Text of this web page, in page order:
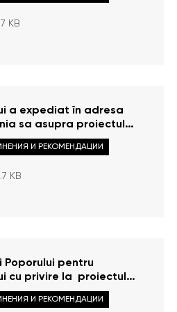
KB
a expediat în adresa
sa asupra proiectului
solicită organizarea
KB
И РЕКОМЕНДАЦИИ
pentru
cu privire la proiectul
organizare şi
social Centrul de
И РЕКОМЕНДАЦИИ